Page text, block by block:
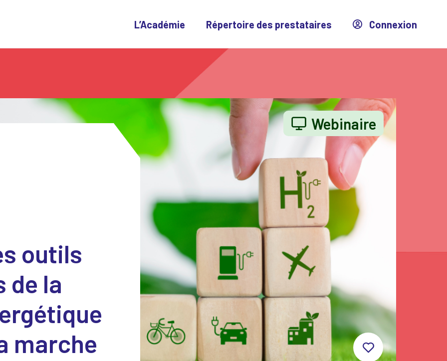
L’Académie Répertoire des prestataires Connexion
outils
de la
marche
Webinaire